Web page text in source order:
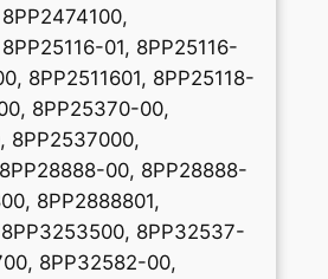
01, 8PP25116-
8PP2511601, 8PP25118-
8PP25370-00,
8PP2537000,
00, 8PP28888-
8PP2888801,
8PP32537-
8PP32582-00,